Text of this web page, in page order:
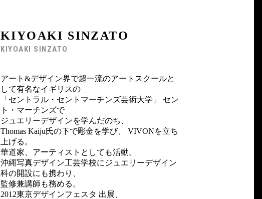
KIYOAKI SINZATO
KIYOAKI SINZATO
アート&デザイン界で超一流のアートスクールと
して有名なイギリスの
「セントラル・セントマーチンズ芸術大学」 セン
ト・マーチンズで
ジュエリーデザインを学んだのち、
Thomas Kaiju氏の下で彫金を学び、 VIVONを立ち
上げる。
華道家、アーティストとしても活動。
沖縄写真デザイン工芸学校にジュエリーデザイン
科の開設にも携わり、
監修兼講師も務める。
2012東京デザインフェスタ 出展、